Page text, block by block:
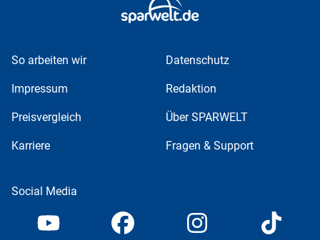
So arbeiten wir Datenschutz
Impressum Redaktion
Preisvergleich Über SPARWELT
Karriere Fragen & Support
Social Media